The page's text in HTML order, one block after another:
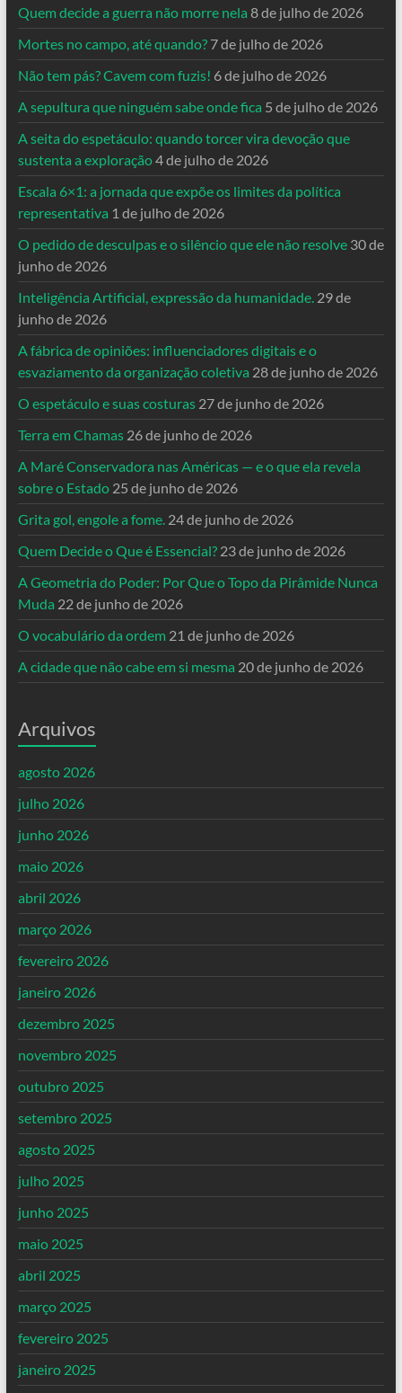
Quem decide a guerra não morre nela 8 de julho de 2026
Mortes no campo, até quando? 7 de julho de 2026
Não tem pás? Cavem com fuzis! 6 de julho de 2026
A sepultura que ninguém sabe onde fica 5 de julho de 2026
A seita do espetáculo: quando torcer vira devoção que
sustenta a exploração4 de julho de 2026
Escala 6×1: a jornada que expõe os limites da política
representativa 1 de julho de 2026
O pedido de desculpas e o silêncio que ele não resolve 30 de
junho de 2026
Inteligência Artificial, expressão da humanidade. 29 de
junho de 2026
A fábrica de opiniões: influenciadores digitais e o
esvaziamento da organização coletiva 28 de junho de 2026
O espetáculo e suas costuras 27 de junho de 2026
Terra em Chamas 26 de junho de 2026
A Maré Conservadora nas Américas — e o que ela revela
sobre o Estado 25 de junho de 2026
Grita gol, engole a fome. 24 de junho de 2026
Quem Decide o Que é Essencial? 23 de junho de 2026
A Geometria do Poder: Por Que o Topo da Pirâmide Nunca
Muda 22 de junho de 2026
O vocabulário da ordem 21 de junho de 2026
A cidade que não cabe em si mesma 20 de junho de 2026
Arquivos
agosto 2026
julho 2026
junho 2026
maio 2026
abril 2026
março 2026
fevereiro 2026
janeiro 2026
dezembro 2025
novembro 2025
outubro 2025
setembro 2025
agosto 2025
julho 2025
junho 2025
maio 2025
abril 2025
março 2025
fevereiro 2025
janeiro 2025